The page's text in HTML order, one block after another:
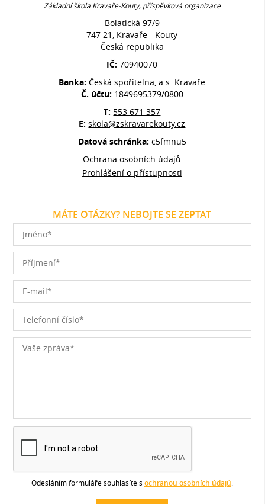
Základní škola Kravaře-Kouty, příspěvková organizace
Bolatická 97/9
747 21, Kravaře - Kouty
Česká republika
IČ:70940070
Banka:Česká spořitelna, a.s. Kravaře
Č. účtu: 1849695379/0800
T: 553 671 357
E:skola@zskravarekouty.cz
Datová schránka: c5fmnu5
Ochrana osobních údajů
Prohlášení o přístupnosti
MÁTE OTÁZKY? NEBOJTE SE ZEPTAT
Odesláním formuláře souhlasíte s ochranou osobních údajů